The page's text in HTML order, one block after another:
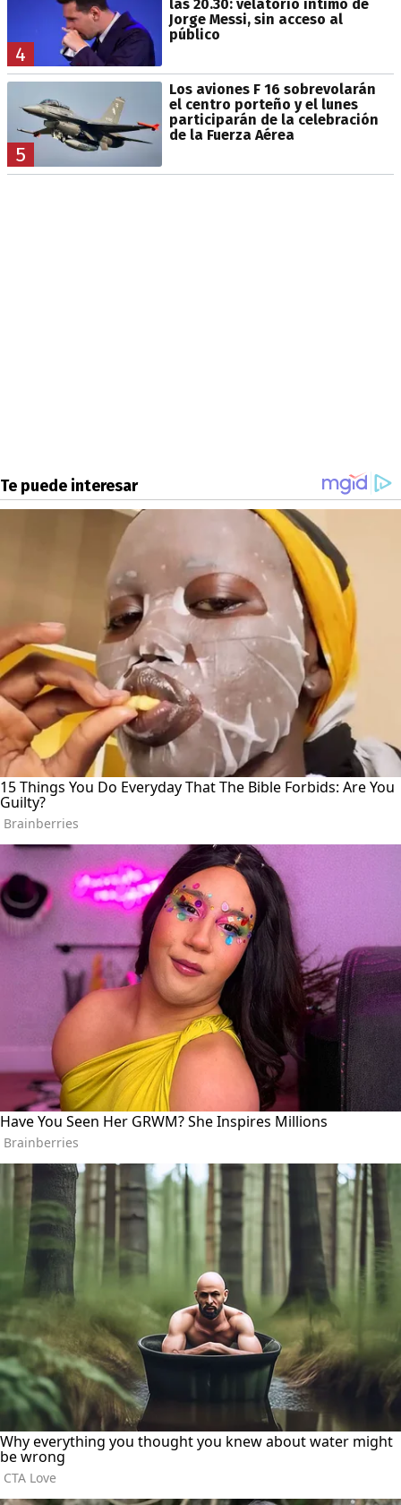
4
las 20.30: velatorio íntimo de
Jorge Messi, sin acceso al
público
5
Los aviones F 16 sobrevolarán
el centro porteño y el lunes
participarán de la celebración
de la Fuerza Aérea